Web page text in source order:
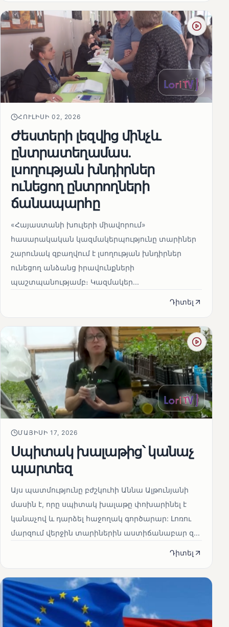
ՀՈՒԼԻՍԻ 02, 2026
Ժեստերի լեզվից մինչև
ընտրատեղամաս.
լսողության խնդիրներ
ունեցող ընտրողների
ճանապարհը
«Հայաստանի խուլերի միավորում»
հասարակական կազմակերպությունը տարիներ
շարունակ զբաղվում է լսողության խնդիրներ
ունեցող անձանց իրավունքների
պաշտպանությամբ։ Կազմակեր...
Դիտել
ՄԱՅԻՍԻ 17, 2026
Սպիտակ խալաթից՝ կանաչ
պարտեզ
Այս պատմությունը բժշկուհի Աննա Ալթունյանի
մասին է, որը սպիտակ խալաթը փոխարինել է
կանաչով և դարձել հաջողակ գործարար: Լոռու
մարզում վերջին տարիներին աստիճանաբար զ...
Դիտել